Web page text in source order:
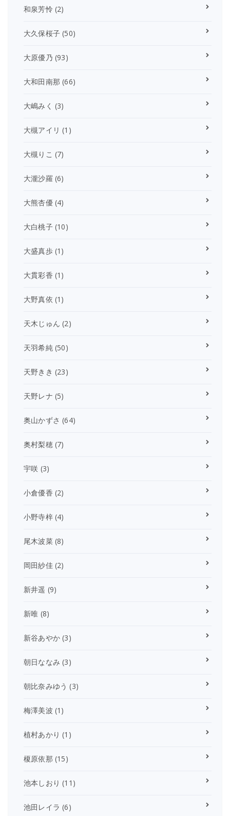
和泉芳怜 (2)
大久保桜子 (50)
大原優乃 (93)
大和田南那 (66)
大嶋みく (3)
大槻アイリ (1)
大槻りこ (7)
大瀧沙羅 (6)
大熊杏優(4)
大白桃子(10)
大盛真歩(1)
大貫彩香 (1)
大野真依 (1)
天木じゅん (2)
天羽希純(50)
天野きき (23)
天野レナ (5)
奥山かずさ (64)
奥村梨穂(7)
宇咲 (3)
小倉優香 (2)
小野寺梓(4)
尾木波菜(8)
岡田紗佳(2)
新井遥 (9)
新唯 (8)
新谷あやか (3)
朝日ななみ (3)
朝比奈みゆう (3)
梅澤美波 (1)
植村あかり (1)
榎原依那 (15)
池本しおり (11)
池田レイラ (6)